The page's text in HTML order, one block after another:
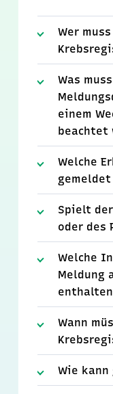
Wer
Was
einem
beachtet
Welche
gemeldet
Spielt
oder des
Welche
Meldung
Wann
Wie kann